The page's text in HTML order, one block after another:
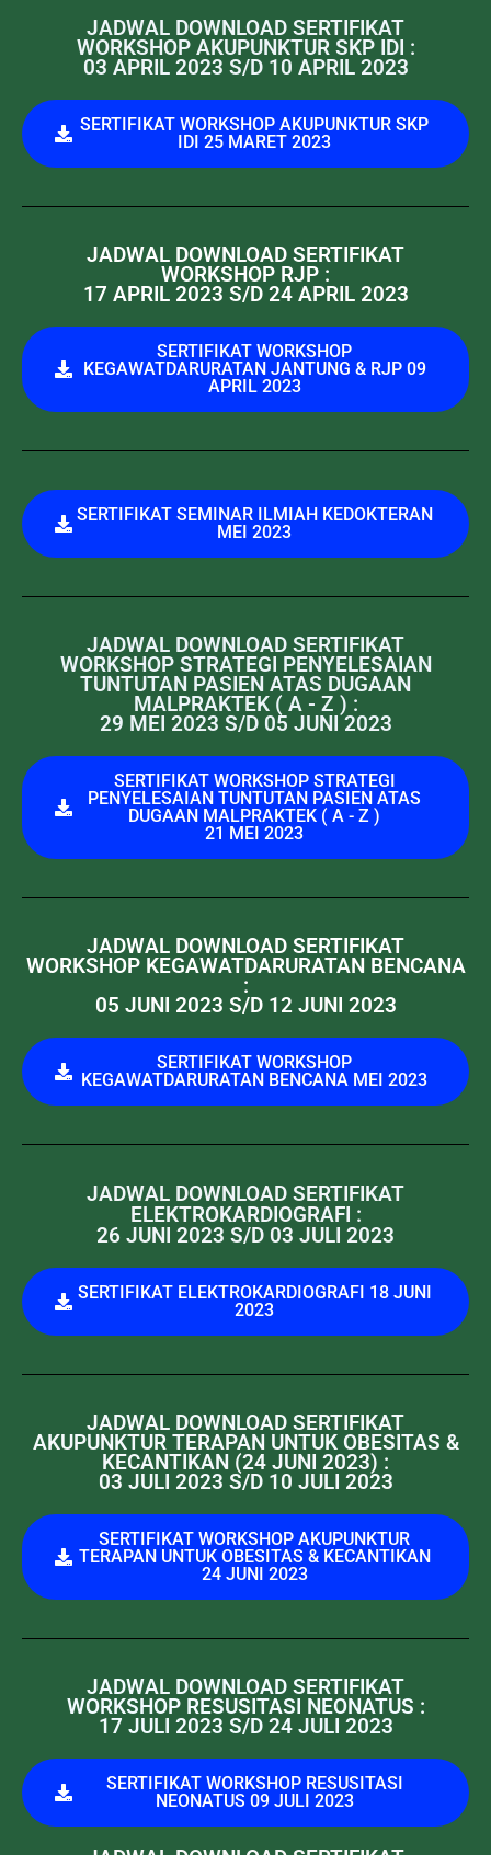
JADWAL DOWNLOAD SERTIFIKAT
WORKSHOP AKUPUNKTUR SKP IDI :
03 APRIL 2023 S/D 10 APRIL 2023
SERTIFIKAT WORKSHOP AKUPUNKTUR SKP
IDI 25 MARET 2023
JADWAL DOWNLOAD SERTIFIKAT
WORKSHOP RJP :
17 APRIL 2023 S/D 24 APRIL 2023
SERTIFIKAT WORKSHOP
KEGAWATDARURATAN JANTUNG & RJP 09
APRIL 2023
SERTIFIKAT SEMINAR ILMIAH KEDOKTERAN
MEI 2023
JADWAL DOWNLOAD SERTIFIKAT
WORKSHOP STRATEGI PENYELESAIAN
TUNTUTAN PASIEN ATAS DUGAAN
MALPRAKTEK ( A - Z ) :
29 MEI 2023 S/D 05 JUNI 2023
SERTIFIKAT WORKSHOP STRATEGI
PENYELESAIAN TUNTUTAN PASIEN ATAS
DUGAAN MALPRAKTEK ( A - Z )
21 MEI 2023
JADWAL DOWNLOAD SERTIFIKAT
WORKSHOP KEGAWATDARURATAN BENCANA
:
05 JUNI 2023 S/D 12 JUNI 2023
SERTIFIKAT WORKSHOP
KEGAWATDARURATAN BENCANA MEI 2023
JADWAL DOWNLOAD SERTIFIKAT
ELEKTROKARDIOGRAFI :
26 JUNI 2023 S/D 03 JULI 2023
SERTIFIKAT ELEKTROKARDIOGRAFI 18 JUNI
2023
JADWAL DOWNLOAD SERTIFIKAT
AKUPUNKTUR TERAPAN UNTUK OBESITAS &
KECANTIKAN (24 JUNI 2023) :
03 JULI 2023 S/D 10 JULI 2023
SERTIFIKAT WORKSHOP AKUPUNKTUR
TERAPAN UNTUK OBESITAS & KECANTIKAN
24 JUNI 2023
JADWAL DOWNLOAD SERTIFIKAT
WORKSHOP RESUSITASI NEONATUS :
17 JULI 2023 S/D 24 JULI 2023
SERTIFIKAT WORKSHOP RESUSITASI
NEONATUS 09 JULI 2023